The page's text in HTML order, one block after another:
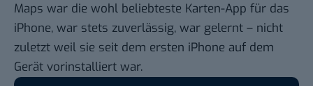
Maps war die wohl beliebteste Karten-App für das
iPhone, war stets zuverlässig, war gelernt – nicht
zuletzt weil sie seit dem ersten iPhone auf dem
Gerät vorinstalliert war.